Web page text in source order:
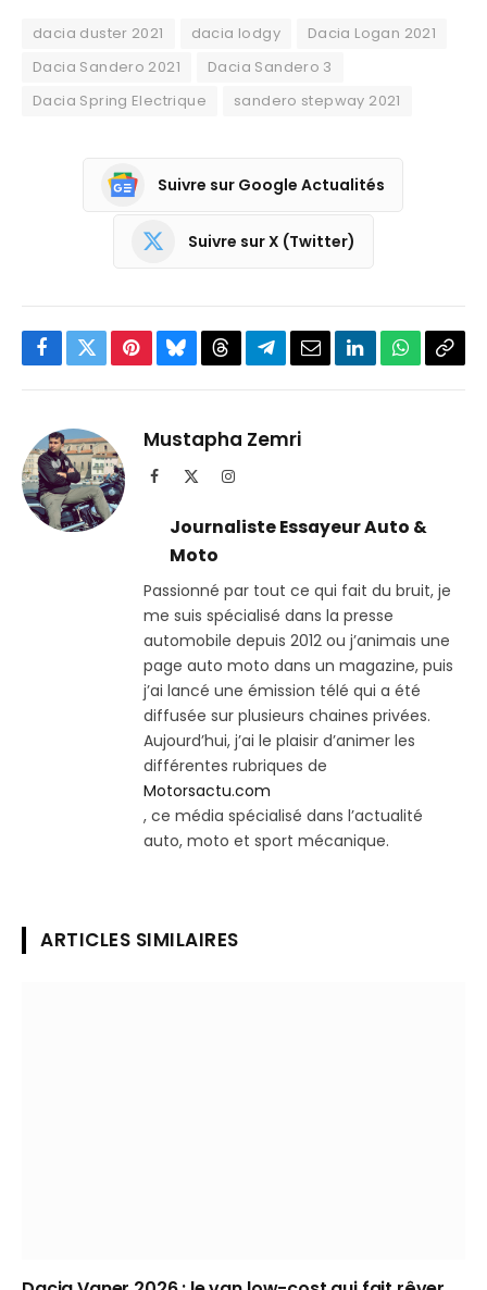
dacia duster 2021 dacia lodgy
Dacia Logan 2021
Dacia Sandero 2021
Dacia Sandero 3
Dacia Spring Electrique
sandero stepway 2021
Suivre sur Google Actualités
Suivre sur X (Twitter)
Facebook
TwitterPinterestBlueskyThreadsPartager
Telegram
EmailLinkedInWhatsApp
Mustapha Zemri
Facebook Instagram
Journaliste Essayeur Auto &
Moto
Passionné par tout ce qui fait du bruit, je
me suis spécialisé dans la presse
automobile depuis 2012 ou j’animais une
page auto moto dans un magazine, puis
j’ai lancé une émission télé qui a été
diffusée sur plusieurs chaines privées.
Aujourd’hui, j’ai le plaisir d’animer les
différentes rubriques de
Motorsactu.com
, ce média spécialisé dans l’actualité
auto, moto et sport mécanique.
ARTICLES SIMILAIRES